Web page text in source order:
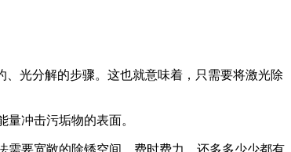
光分解的步骤。这也就意味着，只需要将激光除
冲击污垢物的表面。
需要宽敞的除锈空间，费时费力，还多多少少都有